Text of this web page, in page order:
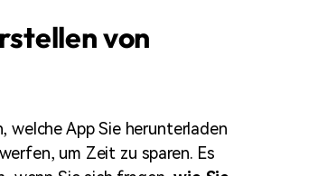
von
welche App Sie herunterladen
um Zeit zu sparen. Es